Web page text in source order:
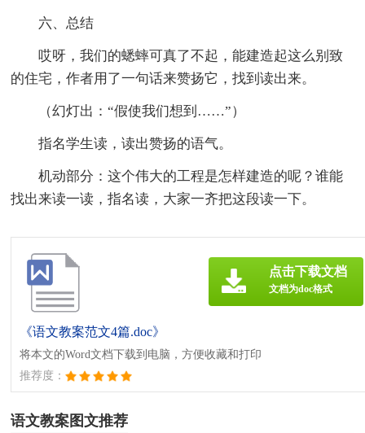
六、总结
哎呀，我们的蟋蟀可真了不起，能建造起这么别致
的住宅，作者用了一句话来赞扬它，找到读出来。
（幻灯出：“假使我们想到……”）
指名学生读，读出赞扬的语气。
机动部分：这个伟大的工程是怎样建造的呢？谁能
找出来读一读，指名读，大家一齐把这段读一下。
《语文教案范文4篇.doc》
将本文的Word文档下载到电脑，方便收藏和打印
推荐度：
点击下载文档
文档为doc格式
语文教案图文推荐